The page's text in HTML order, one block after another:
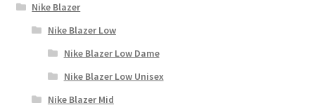
Nike Blazer
Nike Blazer Low
Nike Blazer Low Dame
Nike Blazer Low Unisex
Nike Blazer Mid